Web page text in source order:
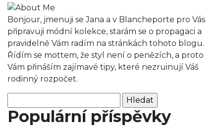
Bonjour, jmenuji se Jana a v Blancheporte pro Vás
připravuji módní kolekce, starám se o propagaci a
pravidelně Vám radím na stránkách tohoto blogu.
Řídím se mottem, že styl není o penězích, a proto
Vám přináším zajímavé tipy, které nezruinují Váš
rodinný rozpočet.
Populární příspěvky